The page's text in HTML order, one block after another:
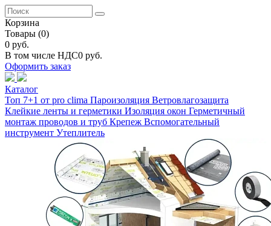
Корзина
Товары (0)
0 руб.
В том числе НДС0 руб.
Оформить заказ
Каталог
Топ 7+1 от pro clima Пароизоляция Ветровлагозащита
Клейкие ленты и герметики Изоляция окон Герметичный
монтаж проводов и труб Крепеж Вспомогательный
инструмент Утеплитель